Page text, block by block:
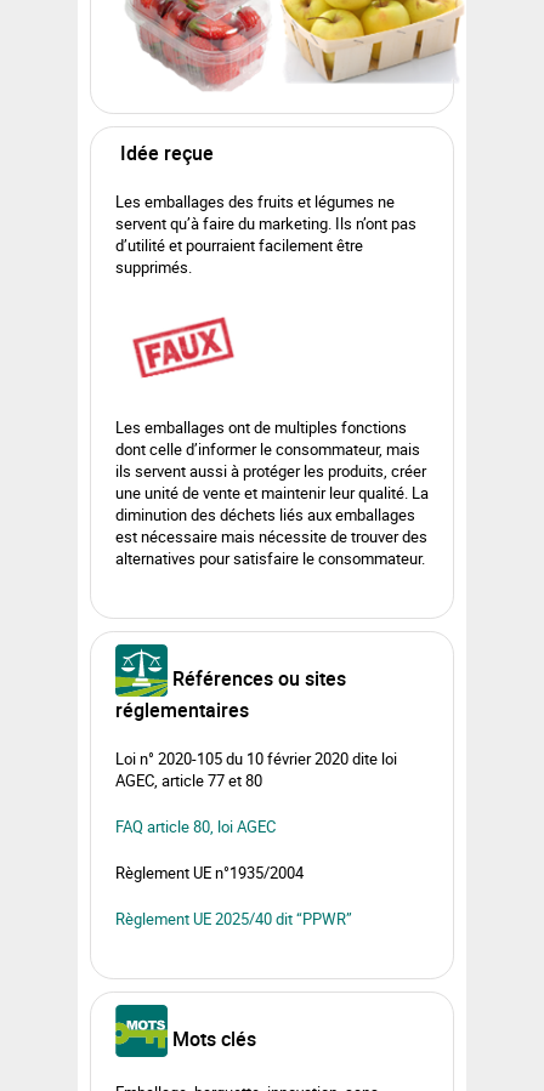
Idée reçue
Les emballages des fruits et légumes ne
servent qu’à faire du marketing. Ils n’ont pas
d’utilité et pourraient facilement être
supprimés.
Les emballages ont de multiples fonctions
dont celle d’informer le consommateur, mais
ils servent aussi à protéger les produits, créer
une unité de vente et maintenir leur qualité. La
diminution des déchets liés aux emballages
est nécessaire mais nécessite de trouver des
alternatives pour satisfaire le consommateur.
Références ou sites
réglementaires
Loi n° 2020-105 du 10 février 2020 dite loi
AGEC, article 77 et 80
FAQ article 80, loi AGEC
Règlement UE n°1935/2004
Règlement UE 2025/40 dit “PPWR”
Mots clés